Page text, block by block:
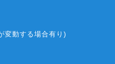
変動する場合有り)